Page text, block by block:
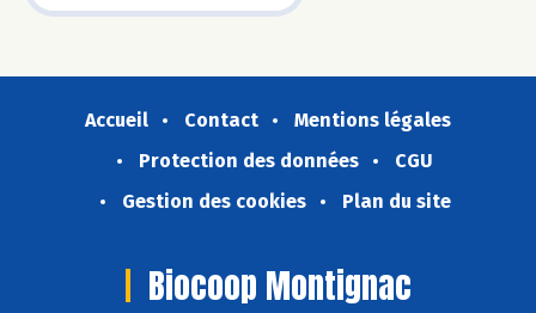
Accueil Contact
Mentions légales
Protection des données
CGU
Gestion des cookies
Plan du site
Biocoop Montignac